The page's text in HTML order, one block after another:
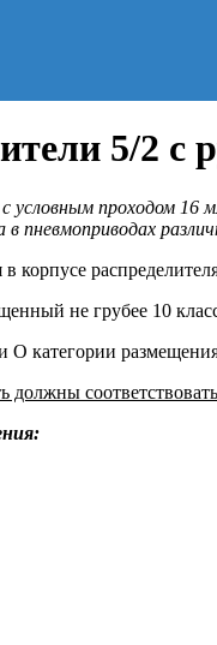
5/2 с
условным проходом 16
пневмоприводах
корпусе
не грубее 10
категории
должны